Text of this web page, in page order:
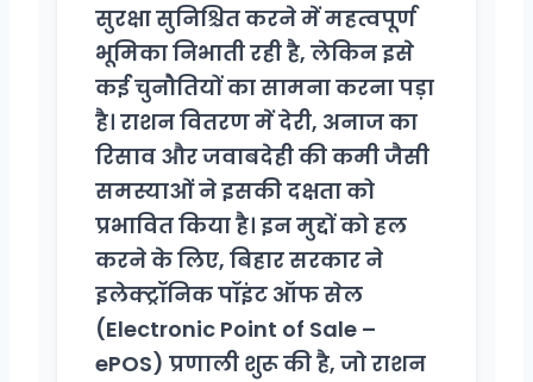
सुरक्षा सुनिश्चित करने में महत्वपूर्ण
भूमिका निभाती रही है, लेकिन इसे
कई चुनौतियों का सामना करना पड़ा
है। राशन वितरण में देरी, अनाज का
रिसाव और जवाबदेही की कमी जैसी
समस्याओं ने इसकी दक्षता को
प्रभावित किया है। इन मुद्दों को हल
करने के लिए, बिहार सरकार ने
इलेक्ट्रॉनिक पॉइंट ऑफ सेल
(Electronic Point of Sale –
ePOS) प्रणाली शुरू की है, जो राशन